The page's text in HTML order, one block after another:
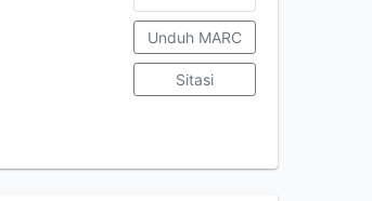
Unduh MARC
Sitasi